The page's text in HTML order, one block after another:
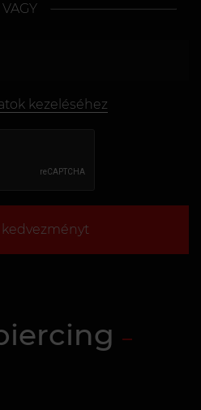
VAGY
kezeléséhez
kedvezményt